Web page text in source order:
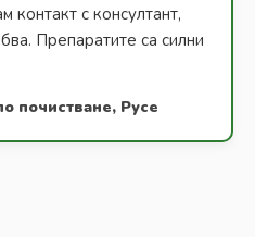
контакт с консултант,
Препаратите са силни
почистване, Русе